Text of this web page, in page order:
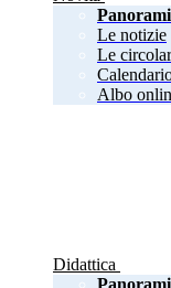
Le notizie
Le
Albo
Didattica